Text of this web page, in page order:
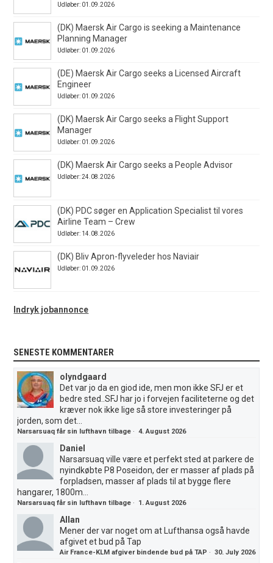
Udløber: 01.09.2026
(DK) Maersk Air Cargo is seeking a Maintenance
Planning Manager
Udløber: 01.09.2026
(DE) Maersk Air Cargo seeks a Licensed Aircraft
Engineer
Udløber: 01.09.2026
(DK) Maersk Air Cargo seeks a Flight Support
Manager
Udløber: 01.09.2026
(DK) Maersk Air Cargo seeks a People Advisor
Udløber: 24.08.2026
(DK) PDC søger en Application Specialist til vores
Airline Team – Crew
Udløber: 14.08.2026
(DK) Bliv Apron-flyveleder hos Naviair
Udløber: 01.09.2026
Indryk jobannonce
SENESTE KOMMENTARER
olyndgaard
Det var jo da en giod ide, men mon ikke SFJ er et
bedre sted..SFJ har jo i forvejen faciliteterne og det
kræver nok ikke lige så store investeringer på
jorden, som det...
Narsarsuaq får sin lufthavn tilbage ·4. August 2026
Daniel
Narsarsuaq ville være et perfekt sted at parkere de
nyindkøbte P8 Poseidon, der er masser af plads på
forpladsen, masser af plads til at bygge flere
hangarer, 1800m...
Narsarsuaq får sin lufthavn tilbage · 1. August 2026
Allan
Mener der var noget om at Lufthansa også havde
afgivet et bud på Tap
Air France-KLM afgiver bindende bud på TAP ·30. July 2026